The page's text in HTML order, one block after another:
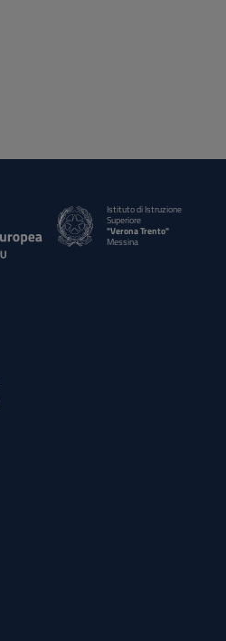
Istituto di Istruzione
Superiore
"Verona Trento"
Messina